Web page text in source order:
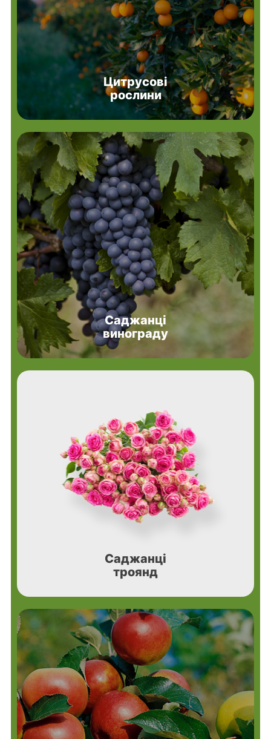
Цитрусові
рослини
Саджанці
винограду
Саджанці
троянд